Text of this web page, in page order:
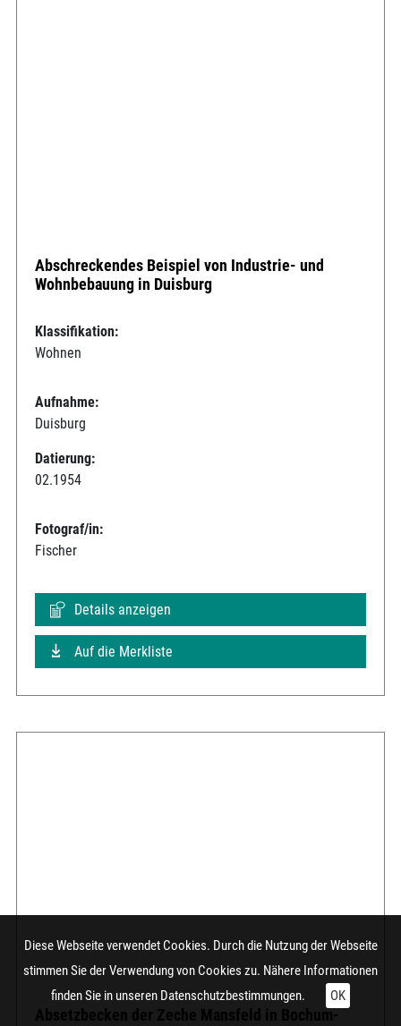
Abschreckendes Beispiel von Industrie- und
Wohnbebauung in Duisburg
Klassifikation:
Wohnen
Aufnahme:
Duisburg
Datierung:
02.1954
Fotograf/in:
Fischer
Details anzeigen
Auf die Merkliste
Absetzbecken der Zeche Mansfeld in Bochum-
Diese Webseite verwendet Cookies. Durch die Nutzung der Webseite
stimmen Sie der Verwendung von Cookies zu. Nähere Informationen
finden Sie in unseren Datenschutzbestimmungen. OK